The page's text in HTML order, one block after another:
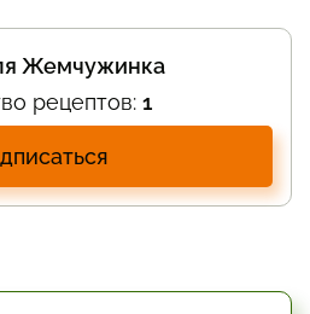
Жемчужинка
рецептов: 1